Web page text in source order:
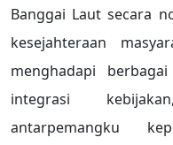
Banggai Laut secara
kesejahteraan
menghadapi
integrasi
antarpemangku